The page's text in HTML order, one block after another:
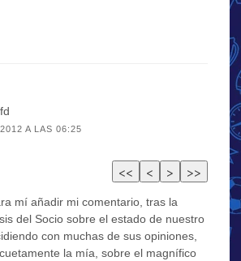
A LAS 06:25
mí añadir mi comentario, tras la
del Socio sobre el estado de nuestro
con muchas de sus opiniones,
la mía, sobre el magnífico